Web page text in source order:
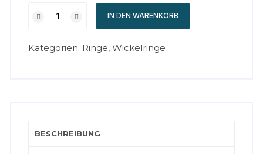
IN DEN WARENKORB
Kategorien: Ringe,Wickelringe
BESCHREIBUNG